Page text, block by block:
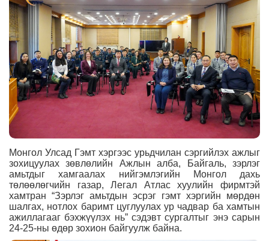
Монгол Улсад Гэмт хэргээс урьдчилан сэргийлэх ажлыг
зохицуулах зөвлөлийн Ажлын алба, Байгаль, зэрлэг
амьтдыг хамгаалах нийгэмлэгийн Монгол дахь
төлөөлөгчийн газар, Легал Атлас хуулийн фирмтэй
хамтран “Зэрлэг амьтдын эсрэг гэмт хэргийн мөрдөн
шалгах, нотлох баримт цуглуулах ур чадвар ба хамтын
ажиллагааг бэхжүүлэх нь” сэдэвт сургалтыг энэ сарын
24-25-ны өдөр зохион байгуулж байна.